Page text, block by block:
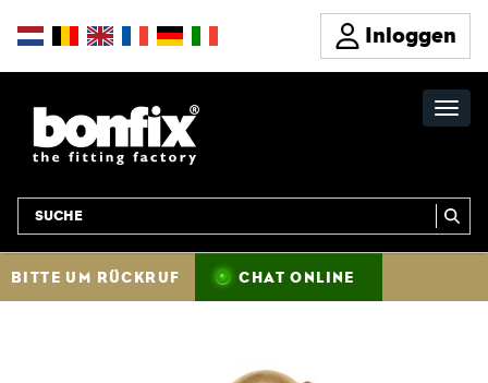
Inloggen
BITTE UM RÜCKRUF CHAT ONLINE